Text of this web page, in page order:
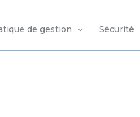
de gestion Sécurité